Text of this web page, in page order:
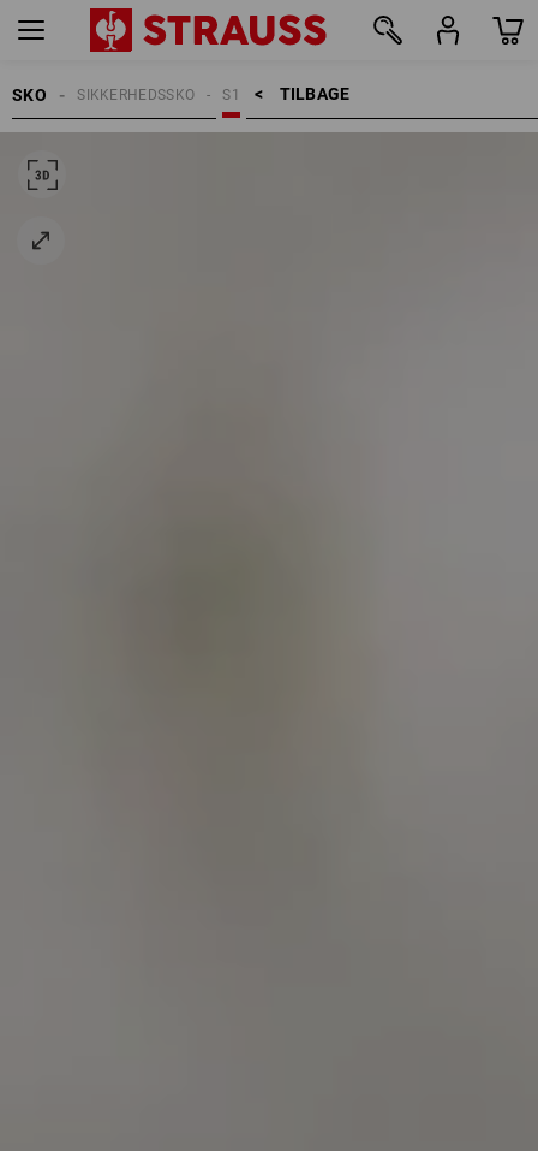
SKO TILBAGE    >
S1
SIKKERHEDSSKO